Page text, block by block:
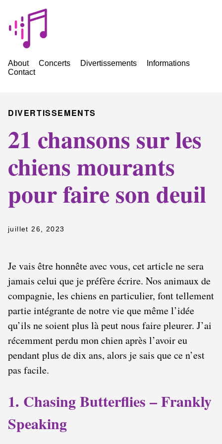
About Concerts Divertissements
Informations
Contact
DIVERTISSEMENTS
21 chansons sur les
chiens mourants
pour faire son deuil
juillet 26, 2023
Je vais être honnête avec vous, cet article ne sera
jamais celui que je préfère écrire. Nos animaux de
compagnie, les chiens en particulier, font tellement
partie intégrante de notre vie que même l’idée
qu’ils ne soient plus là peut nous faire pleurer. J’ai
récemment perdu mon chien après l’avoir eu
pendant plus de dix ans, alors je sais que ce n’est
pas facile.
1. Chasing Butterflies – Frankly
Speaking